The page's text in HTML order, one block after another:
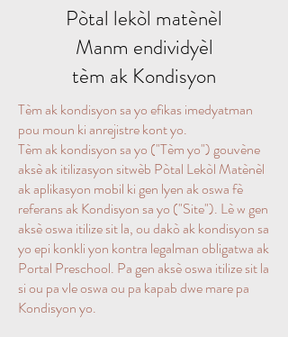
Pòtal lekòl matènèl
Manm endividyèl
tèm ak Kondisyon
Tèm ak kondisyon sa yo efikas imedyatman
pou moun ki anrejistre kont yo.
Tèm ak kondisyon sa yo ("Tèm yo") gouvène
aksè ak itilizasyon sitwèb Pòtal Lekòl Matènèl
ak aplikasyon mobil ki gen lyen ak oswa fè
referans ak Kondisyon sa yo ("Site"). Lè w gen
aksè oswa itilize sit la, ou dakò ak kondisyon sa
yo epi konkli yon kontra legalman obligatwa ak
Portal Preschool. Pa gen aksè oswa itilize sit la
si ou pa vle oswa ou pa kapab dwe mare pa
Kondisyon yo.